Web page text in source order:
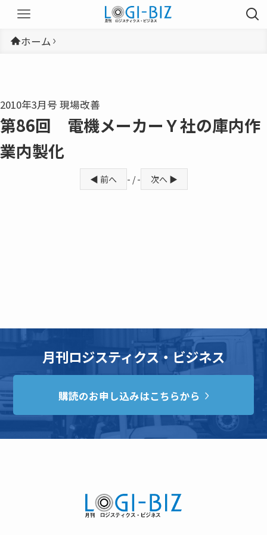
ホーム
2010年3月号 現場改善
第86回 電機メーカーＹ社の庫内作
業内製化
◀ 前へ - / - 次へ ▶
月刊ロジスティクス・ビジネス
購読のお申し込みはこちらから